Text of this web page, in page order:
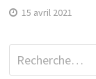
15 avril 2021
Rechercher :